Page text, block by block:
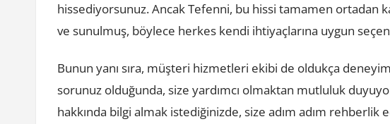
hissediyorsunuz. Ancak Tefenni, bu hissi tamamen ortadan
ve sunulmuş, böylece herkes kendi ihtiyaçlarına uygun
Bunun yanı sıra, müşteri hizmetleri ekibi de oldukça
sorunuz olduğunda, size yardımcı olmaktan mutluluk
hakkında bilgi almak istediğinizde, size adım adım rehberlik